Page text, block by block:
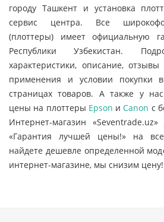
городу Ташкент и установка
сервис центра. Все
(плоттеры) имеет официальную
Республики Узбекистан.
характеристики, описание, отзывы
применения и условии покупки
страницах товаров. А также у
цены на плоттеры Epson иCanon с
Интернет-магазин
«Гарантия лучшей цены!» на
найдете дешевле определенной
интернет-магазине, мы снизим цену!